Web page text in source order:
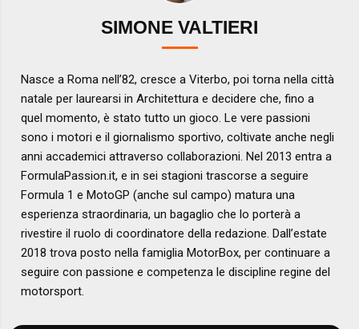
SIMONE VALTIERI
Nasce a Roma nell’82, cresce a Viterbo, poi torna nella città
natale per laurearsi in Architettura e decidere che, fino a
quel momento, è stato tutto un gioco. Le vere passioni
sono i motori e il giornalismo sportivo, coltivate anche negli
anni accademici attraverso collaborazioni. Nel 2013 entra a
FormulaPassion.it, e in sei stagioni trascorse a seguire
Formula 1 e MotoGP (anche sul campo) matura una
esperienza straordinaria, un bagaglio che lo porterà a
rivestire il ruolo di coordinatore della redazione. Dall’estate
2018 trova posto nella famiglia MotorBox, per continuare a
seguire con passione e competenza le discipline regine del
motorsport.